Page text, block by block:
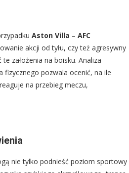
Aston Villa – AFC
akcji od tyłu, czy też agresywny
założenia na boisku. Analiza
pozwala ocenić, na ile
na przebieg meczu,
nie tylko podnieść poziom sportowy